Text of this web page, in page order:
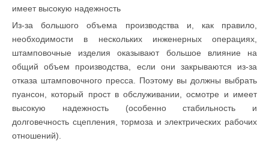
имеет высокую надежность
Из-за большого объема производства и, как правило,
необходимости в нескольких инженерных операциях,
штамповочные изделия оказывают большое влияние на
общий объем производства, если они закрываются из-за
отказа штамповочного пресса. Поэтому вы должны выбрать
пуансон, который прост в обслуживании, осмотре и имеет
высокую надежность (особенно стабильность и
долговечность сцепления, тормоза и электрических рабочих
отношений).